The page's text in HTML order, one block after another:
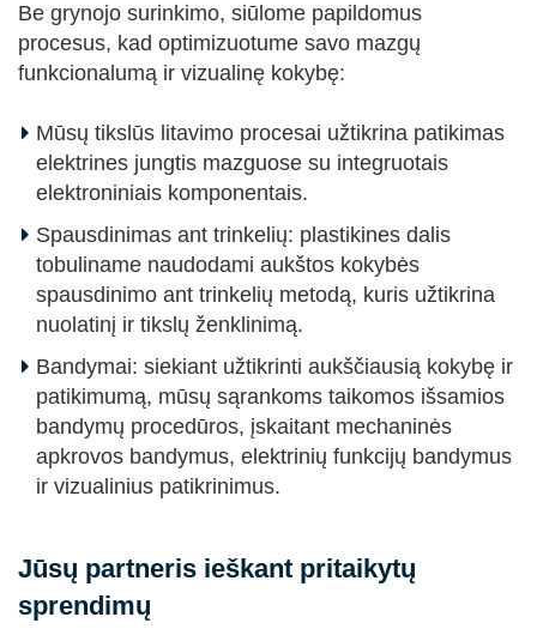
Be grynojo surinkimo, siūlome papildomus
procesus, kad optimizuotume savo mazgų
funkcionalumą ir vizualinę kokybę:
Mūsų tikslūs litavimo procesai užtikrina patikimas
elektrines jungtis mazguose su integruotais
elektroniniais komponentais.
Spausdinimas ant trinkelių: plastikines dalis
tobuliname naudodami aukštos kokybės
spausdinimo ant trinkelių metodą, kuris užtikrina
nuolatinį ir tikslų ženklinimą.
Bandymai: siekiant užtikrinti aukščiausią kokybę ir
patikimumą, mūsų sąrankoms taikomos išsamios
bandymų procedūros, įskaitant mechaninės
apkrovos bandymus, elektrinių funkcijų bandymus
ir vizualinius patikrinimus.
Jūsų partneris ieškant pritaikytų
sprendimų